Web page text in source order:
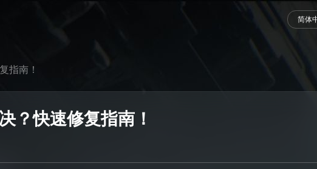
简体
指南！
？快速修复指南！